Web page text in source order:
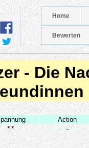
Home
Bewerten
- Die
Action
** -